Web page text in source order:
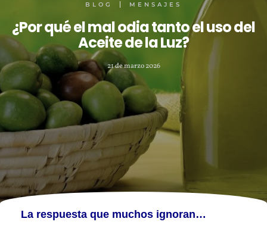
BLOG MENSAJES
¿Por qué el mal odia tanto el uso del
Aceite de la Luz?
21 de marzo 2026
¿Por
La respuesta que muchos ignoran…